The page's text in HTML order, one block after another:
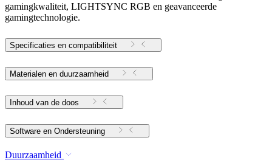
gamingkwaliteit, LIGHTSYNC RGB en geavanceerde
gamingtechnologie.
Specificaties en compatibiliteit
Materialen en duurzaamheid
Inhoud van de doos
Software en Ondersteuning
Duurzaamheid